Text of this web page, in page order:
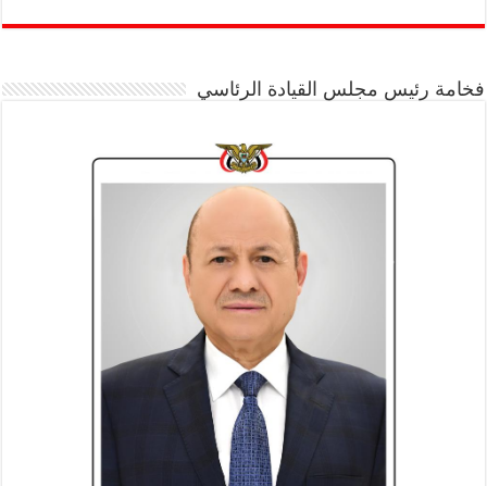
فخامة رئيس مجلس القيادة الرئاسي